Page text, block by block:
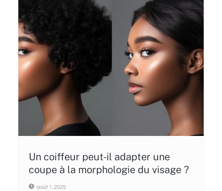
Un coiffeur peut-il adapter une
coupe à la morphologie du visage ?
août 1, 2025